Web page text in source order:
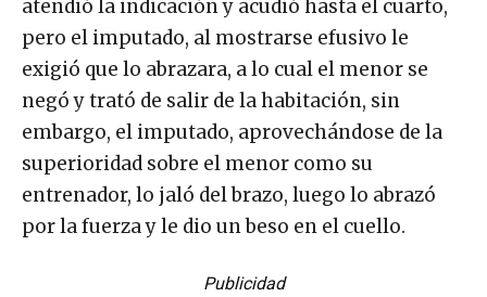
atendió la indicación y acudió hasta el cuarto,
pero el imputado, al mostrarse efusivo le
exigió que lo abrazara, a lo cual el menor se
negó y trató de salir de la habitación, sin
embargo, el imputado, aprovechándose de la
superioridad sobre el menor como su
entrenador, lo jaló del brazo, luego lo abrazó
por la fuerza y le dio un beso en el cuello.
Publicidad